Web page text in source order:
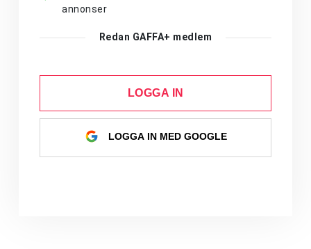
annonser
Redan GAFFA+ medlem
LOGGA IN
LOGGA IN MED GOOGLE